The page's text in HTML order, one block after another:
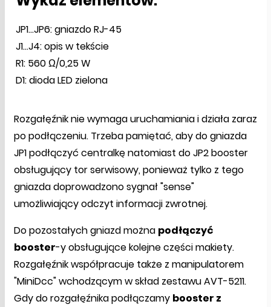
JP1...JP6: gniazdo RJ-45
J1...J4: opis w tekście
R1: 560 Ω/0,25 W
D1: dioda LED zielona
Rozgałęźnik nie wymaga uruchamiania i działa zaraz
po podłączeniu. Trzeba pamiętać, aby do gniazda
JP1 podłączyć centralkę natomiast do JP2 booster
obsługujący tor serwisowy, ponieważ tylko z tego
gniazda doprowadzono sygnał "sense"
umożliwiający odczyt informacji zwrotnej.
Do pozostałych gniazd można podłączyć
booster-y obsługujące kolejne części makiety.
Rozgałęźnik współpracuje także z manipulatorem
"MiniDcc" wchodzącym w skład zestawu AVT-5211.
Gdy do rozgałęźnika podłączamy booster z